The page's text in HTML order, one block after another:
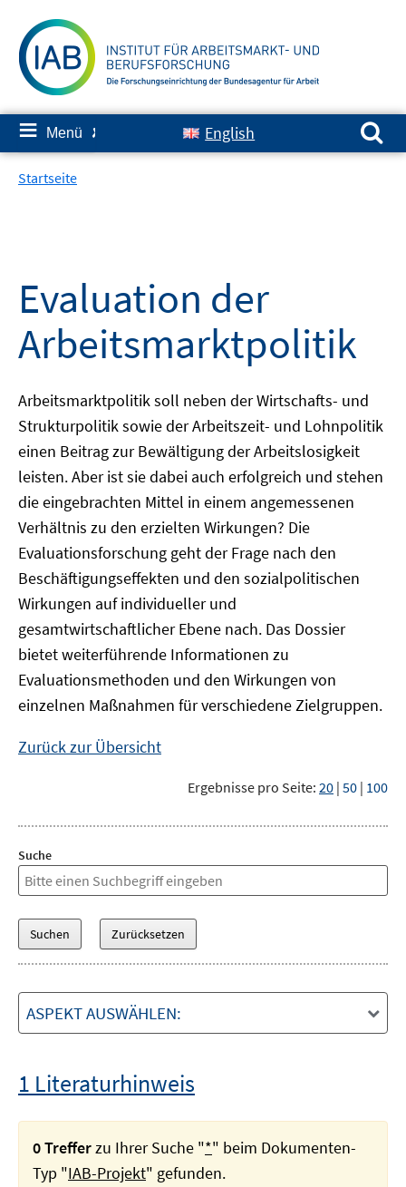
zum
Inhalt
≡ Menü ✘ English
Suchen nach:
Startseite
Evaluation der
Arbeitsmarktpolitik
Arbeitsmarktpolitik soll neben der Wirtschafts- und
Strukturpolitik sowie der Arbeitszeit- und Lohnpolitik
einen Beitrag zur Bewältigung der Arbeitslosigkeit
leisten. Aber ist sie dabei auch erfolgreich und stehen
die eingebrachten Mittel in einem angemessenen
Verhältnis zu den erzielten Wirkungen? Die
Evaluationsforschung geht der Frage nach den
Beschäftigungseffekten und den sozialpolitischen
Wirkungen auf individueller und
gesamtwirtschaftlicher Ebene nach. Das Dossier
bietet weiterführende Informationen zu
Evaluationsmethoden und den Wirkungen von
einzelnen Maßnahmen für verschiedene Zielgruppen.
Zurück zur Übersicht
Ergebnisse pro Seite: 20 | 50 | 100
Suche
ASPEKT AUSWÄHLEN:
1 Literaturhinweis
0 Trefferzu Ihrer Suche "*" beim Dokumenten-
Typ "IAB-Projekt" gefunden.